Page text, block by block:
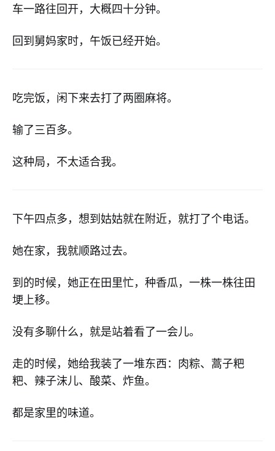
车一路往回开，大概四十分钟。
回到舅妈家时，午饭已经开始。
吃完饭，闲下来去打了两圈麻将。
输了三百多。
这种局，不太适合我。
下午四点多，想到姑姑就在附近，就打了个电话。
她在家，我就顺路过去。
到的时候，她正在田里忙，种香瓜，一株一株往田
埂上移。
没有多聊什么，就是站着看了一会儿。
走的时候，她给我装了一堆东西：肉粽、蒿子粑
粑、辣子沫儿、酸菜、炸鱼。
都是家里的味道。